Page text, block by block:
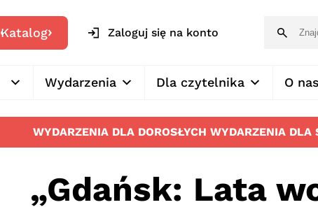
Katalog Zaloguj się na konto
Wydarzenia Dla czytelnika O nas
WYDARZENIA DLA DOROSŁYCH WYDARZENIA DLA
„Gdańsk: Lata